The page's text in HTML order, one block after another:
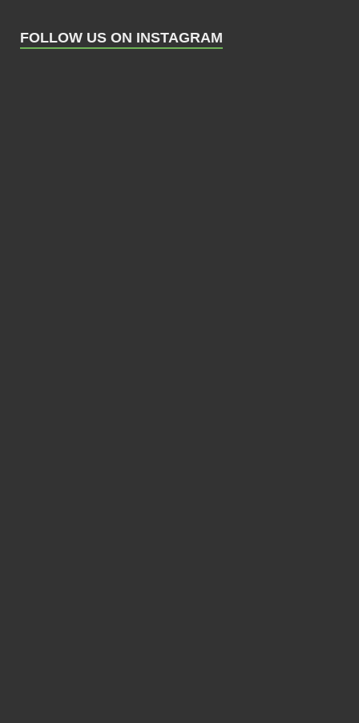
FOLLOW US ON INSTAGRAM